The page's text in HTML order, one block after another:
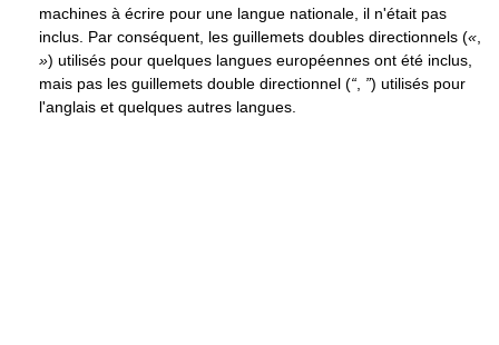
machines à écrire pour une langue nationale, il n'était pas
inclus. Par conséquent, les guillemets doubles directionnels («
») utilisés pour quelques langues européennes ont été inclus,
mais pas les guillemets double directionnel (“ ”) utilisés pour
l'anglais et quelques autres langues.